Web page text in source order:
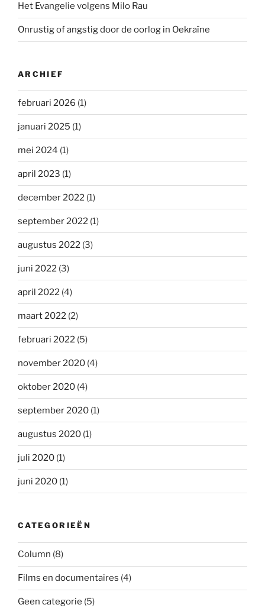
Het Evangelie volgens Milo Rau
Onrustig of angstig door de oorlog in Oekraïne
ARCHIEF
februari 2026 (1)
januari 2025 (1)
mei 2024 (1)
april 2023 (1)
december 2022 (1)
september 2022 (1)
augustus 2022 (3)
juni 2022 (3)
april 2022 (4)
maart 2022 (2)
februari 2022 (5)
november 2020 (4)
oktober 2020 (4)
september 2020 (1)
augustus 2020 (1)
juli 2020 (1)
juni 2020 (1)
CATEGORIEËN
Column (8)
Films en documentaires (4)
Geen categorie (5)